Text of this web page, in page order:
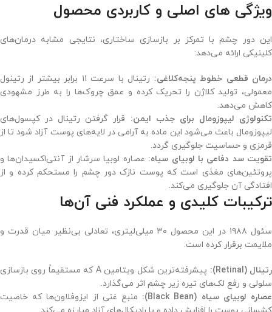
ویژگی های اصلی و کاربردی محصول
این دور چشم با تمرکز بر بازسازی ساختاری، نتایجی مشابه درمان‌های
کلینیکی ارائه می‌دهد:
درمان قطعی خطوط پنجه‌کلاغی:
رتینال با سرعت ۱۱ برابر بیشتر از رتینول
معمولی، تولید کلاژن را تحریک کرده و عمق چروک‌ها را به طرز مشهودی
کاهش می‌دهد.
تکنولوژی لیپوزومال برای جذب ایمن: قرار گرفتن رتینال در کپسول‌های
لیپوزومال باعث می‌شود این ماده به آرامی در لایه‌های پوست آزاد شود تا از
قرمزی و حساسیت جلوگیری گردد.
تقویت سد دفاعی با لوبیای سیاه: عصاره لوبیا سرشار از آنتی‌اکسیدان‌ها و
پروتئین‌های مغذی است که پوست نازک دور چشم را مستحکم کرده و از
افتادگی آن جلوگیری می‌کند.
ترکیبات کلیدی و عملکرد فنی آن‌ها
سئول ۱۹۸۸ در این محصول ۳۰ میلی‌لیتری، تعادلی بی‌نظیر میان قدرت و
ملایمت برقرار کرده است:
رتینال (Retinal):
پیشرفته‌ترین شکل ویتامین A که مستقیماً روی بازسازی
سلولی و رفع لک‌های تیره زیر چشم اثر می‌گذارد.
عصاره لوبیای سیاه (Black Bean):
منبع غنی از ایزوفلاون‌ها که خاصیت